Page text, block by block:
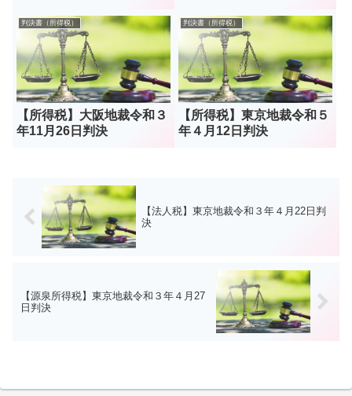
判決書（所得税）
【所得税】大阪地裁令和３
年11月26日判決
判決書（所得税）
【所得税】東京地裁令和５
年４月12日判決
【法人税】東京地裁令和３年４月22日判
決
【源泉所得税】東京地裁令和３年４月27
日判決